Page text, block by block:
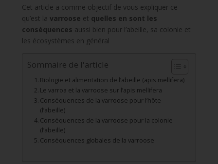
Cet article a comme objectif de vous expliquer ce
qu’est la varroose et quelles en sont les
conséquences aussi bien pour l’abeille, sa colonie et
les écosystèmes en général
Sommaire de l'article
Biologie et alimentation de l’abeille (apis mellifera)
Le varroa et la varroose sur l’apis mellifera
Conséquences de la varroose pour l’hôte
(l’abeille)
Conséquences de la varroose pour la colonie
(l’abeille)
Conséquences globales de la varroose